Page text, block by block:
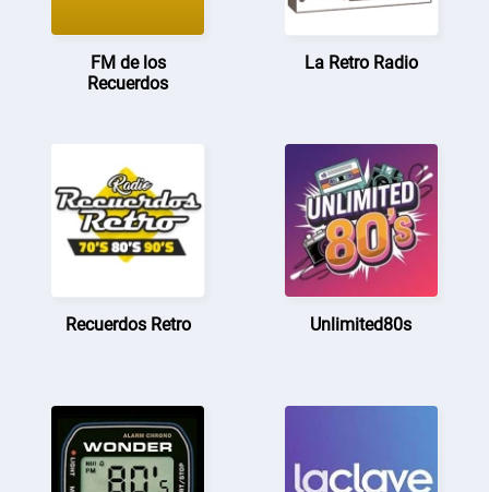
FM de los
Recuerdos
La Retro Radio
Recuerdos Retro Unlimited80s